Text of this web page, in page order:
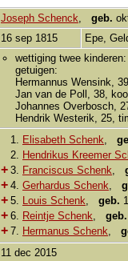
Joseph Schenck geb.
16 sep 1815 Epe,
wettiging twee
getuigen:
Hermannus Wensink,
Jan van de Poll, 38,
Johannes Overbosch,
Hendrik Westerik, 25,
1. Elisabeth Schenk
2. Hendrikus Kreemer
+ 3. Franciscus Schenk
+ 4. Gerhardus Schenk
+ 5. Louis Schenk geb.
+ 6. Reintje Schenk geb.
+ 7. Hermanus Schenk
11 dec 2015